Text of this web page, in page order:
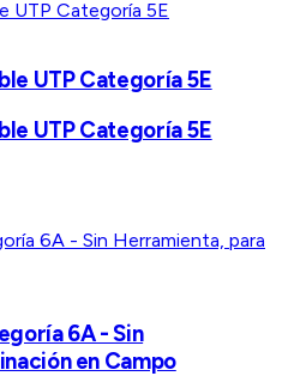
UTP Categoría 5E
UTP Categoría 5E
6A - Sin
en Campo